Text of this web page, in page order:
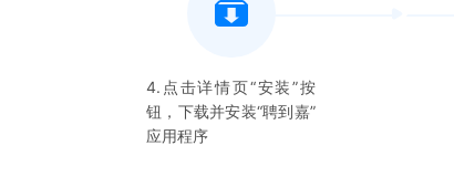
4.点击详情页“安装”按
钮，下载并安装“聘到嘉”
应用程序